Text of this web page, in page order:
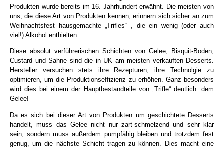
Produkten wurde bereits im 16. Jahrhundert erwähnt. Die meisten von
uns, die diese Art von Produkten kennen, erinnern sich sicher an zum
Weihnachtsfest hausgemachte „Trifles“ , die ein wenig (oder auch
viel!) Alkohol enthielten.
Diese absolut verführerischen Schichten von Gelee, Bisquit-Boden,
Custard und Sahne sind die in UK am meisten verkauften Desserts.
Hersteller versuchen stets ihre Rezepturen, ihre Technolgie zu
optimieren, um die Produktionseffizienz zu erhöhen. Ganz besonders
wird dies bei einem der Hauptbestandteile von „Trifle“ deutlich: dem
Gelee!
Da es sich bei dieser Art von Produkten um geschichtete Desserts
handelt, muss das Gelee nicht nur zart-schmelzend und sehr klar
sein, sondern muss außerdem pumpfähig bleiben und trotzdem fest
genug, um die nächste Schicht tragen zu können. Dies macht eine